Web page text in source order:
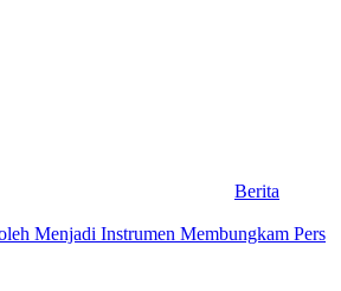
Berita
Menjadi Instrumen Membungkam Pers